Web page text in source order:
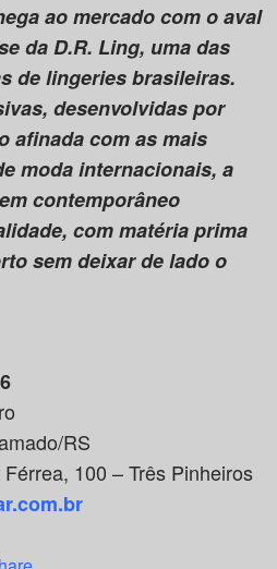
ao mercado com o aval
da D.R. Ling, uma das
de lingeries brasileiras.
desenvolvidas por
afinada com as mais
moda internacionais, a
contemporâneo
com matéria prima
sem deixar de lado o
RS
100 – Três Pinheiros